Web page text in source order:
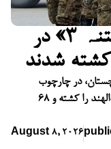
بلوچستان: عملیات «ردّالفتنہ ۳» در
در چارچوب
عملیات «ردّالفتنہ ۳»، ۳ تروریست وابسته به فتنه‌الهند را کشته و ۶۸
August 8, 2026